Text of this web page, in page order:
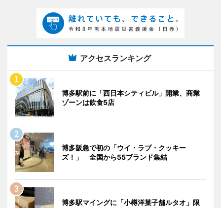
アクセスランキング
博多駅前に「西日本シティビル」開業、商業
ゾーンは飲食5店
博多阪急で初の「ウイ・ラブ・クッキー
ズ！」 全国から55ブランド集結
博多駅マイングに「小樽洋菓子舗ルタオ」限